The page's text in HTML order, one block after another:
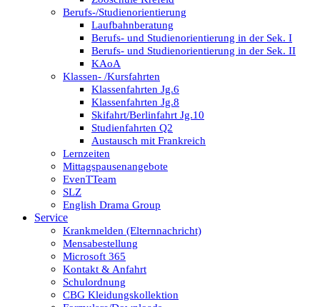
Berufs-/Studienorientierung
Laufbahnberatung
Berufs- und Studienorientierung in der Sek. I
Berufs- und Studienorientierung in der Sek. II
KAoA
Klassen- /Kursfahrten
Klassenfahrten Jg.6
Klassenfahrten Jg.8
Skifahrt/Berlinfahrt Jg.10
Studienfahrten Q2
Austausch mit Frankreich
Lernzeiten
Mittagspausenangebote
EvenTTeam
SLZ
English Drama Group
Service
Krankmelden (Elternnachricht)
Mensabestellung
Microsoft 365
Kontakt & Anfahrt
Schulordnung
CBG Kleidungskollektion